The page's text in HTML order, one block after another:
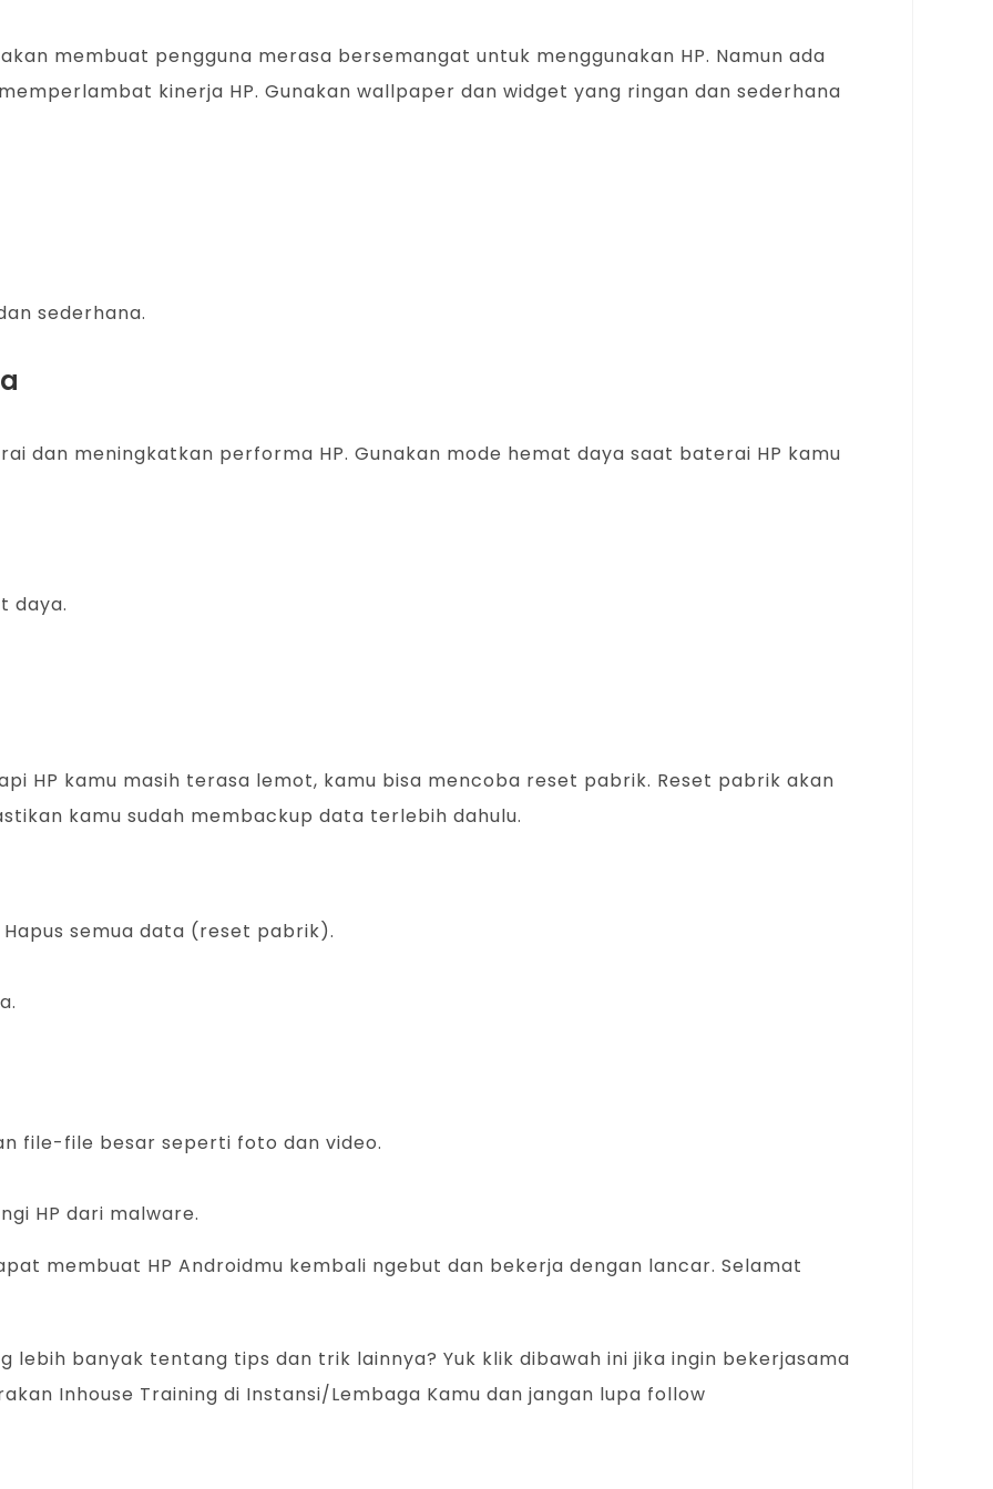
membuat pengguna merasa bersemangat untuk menggunakan HP. Namun ada
kinerja HP. Gunakan wallpaper dan widget yang ringan dan sederhana
sederhana.
dan meningkatkan performa HP. Gunakan mode hemat daya saat baterai HP kamu
daya.
HP kamu masih terasa lemot, kamu bisa mencoba reset pabrik. Reset pabrik akan
kamu sudah membackup data terlebih dahulu.
Hapus semua data (reset pabrik).
file-file besar seperti foto dan video.
HP dari malware.
membuat HP Androidmu kembali ngebut dan bekerja dengan lancar. Selamat
lebih banyak tentang tips dan trik lainnya? Yuk klik dibawah ini jika ingin bekerjasama
Inhouse Training di Instansi/Lembaga Kamu dan jangan lupa follow